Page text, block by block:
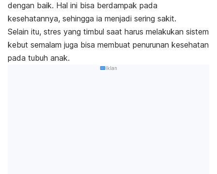
dengan baik. Hal ini bisa berdampak pada
kesehatannya, sehingga ia menjadi sering sakit.
Selain itu, stres yang timbul saat harus melakukan sistem
kebut semalam juga bisa membuat penurunan kesehatan
pada tubuh anak.
Iklan